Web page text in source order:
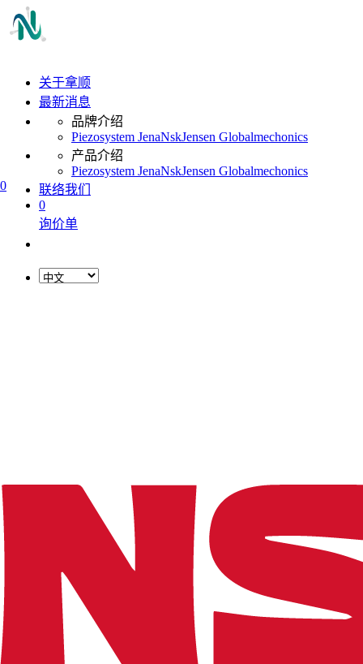
0
关于拿顺
最新消息
品牌介绍
Piezosystem JenaNskJensen Globalmechonics
产品介绍
Piezosystem JenaNskJensen Globalmechonics
联络我们
0
询价单